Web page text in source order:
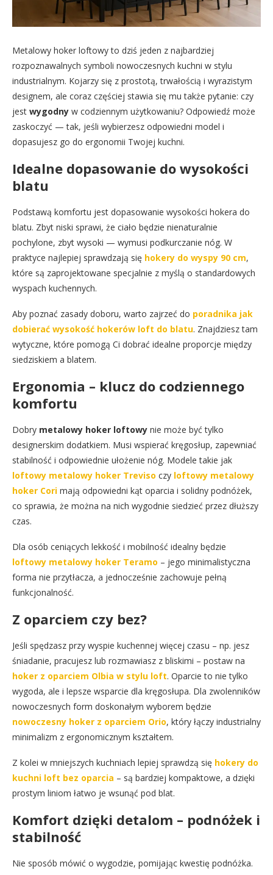
Metalowy hoker loftowy to dziś jeden z najbardziej
rozpoznawalnych symboli nowoczesnych kuchni w stylu
industrialnym. Kojarzy się z prostotą, trwałością i wyrazistym
designem, ale coraz częściej stawia się mu także pytanie: czy
jest wygodny w codziennym użytkowaniu? Odpowiedź może
zaskoczyć — tak, jeśli wybierzesz odpowiedni model i
dopasujesz go do ergonomii Twojej kuchni.
Idealne dopasowanie do wysokości
blatu
Podstawą komfortu jest dopasowanie wysokości hokera do
blatu. Zbyt niski sprawi, że ciało będzie nienaturalnie
pochylone, zbyt wysoki — wymusi podkurczanie nóg. W
praktyce najlepiej sprawdzają się hokery do wyspy 90 cm,
które są zaprojektowane specjalnie z myślą o standardowych
wyspach kuchennych.
Aby poznać zasady doboru, warto zajrzeć do poradnika jak
dobierać wysokość hokerów loft do blatu. Znajdziesz tam
wytyczne, które pomogą Ci dobrać idealne proporcje między
siedziskiem a blatem.
Ergonomia – klucz do codziennego
komfortu
Dobry metalowy hoker loftowy nie może być tylko
designerskim dodatkiem. Musi wspierać kręgosłup, zapewniać
stabilność i odpowiednie ułożenie nóg. Modele takie jak
loftowy metalowy hoker Treviso czy loftowy metalowy
hoker Cori mają odpowiedni kąt oparcia i solidny podnóżek,
co sprawia, że można na nich wygodnie siedzieć przez dłuższy
czas.
Dla osób ceniących lekkość i mobilność idealny będzie
loftowy metalowy hoker Teramo – jego minimalistyczna
forma nie przytłacza, a jednocześnie zachowuje pełną
funkcjonalność.
Z oparciem czy bez?
Jeśli spędzasz przy wyspie kuchennej więcej czasu – np. jesz
śniadanie, pracujesz lub rozmawiasz z bliskimi – postaw na
hoker z oparciem Olbia w stylu loft. Oparcie to nie tylko
wygoda, ale i lepsze wsparcie dla kręgosłupa. Dla zwolenników
nowoczesnych form doskonałym wyborem będzie
nowoczesny hoker z oparciem Orio, który łączy industrialny
minimalizm z ergonomicznym kształtem.
Z kolei w mniejszych kuchniach lepiej sprawdzą się hokery do
kuchni loft bez oparcia – są bardziej kompaktowe, a dzięki
prostym liniom łatwo je wsunąć pod blat.
Komfort dzięki detalom – podnóżek i
stabilność
Nie sposób mówić o wygodzie, pomijając kwestię podnóżka.